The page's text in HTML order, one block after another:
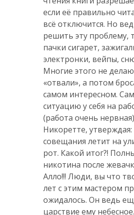
если её правильно
всё отключится. Но
решить эту проблему,
пачки сигарет,
электронки, вейпы,
Многие этого не
«отвали», а потом
самом интересном.
ситуацию у себя на
(работа очень
Никоретте,
совещания летит на
рот. Какой итог?!
никотина после
Алло!!! Люди, вы что
лет с этим мастером
ожидалось. Он ведь
царствие ему